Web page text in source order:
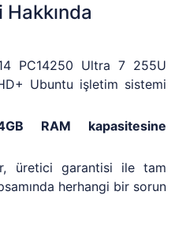
PC14250 Ultra 7 255U
Ubuntu işletim sistemi
RAM kapasitesine
üretici garantisi ile tam
herhangi bir sorun